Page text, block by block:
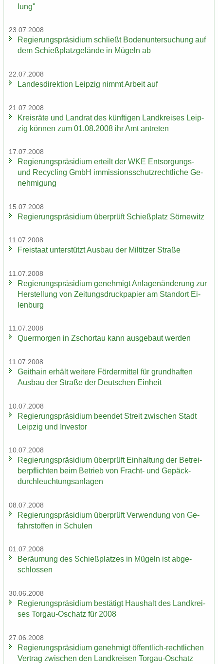
lung"
23.07.2008
Re­gie­rungs­prä­si­di­um schließt Bo­den­un­ter­su­chung auf
dem Schieß­platz­ge­län­de in Mü­geln ab
22.07.2008
Lan­des­di­rek­ti­on Leip­zig nimmt Ar­beit auf
21.07.2008
Kreis­rä­te und Land­rat des künf­ti­gen Land­krei­ses Leip­
zig kön­nen zum 01.08.2008 ihr Amt an­tre­ten
17.07.2008
Re­gie­rungs­prä­si­di­um er­teilt der WKE Entsorgungs-​
und Re­cy­cling GmbH im­mis­si­ons­schutz­recht­li­che Ge­
neh­mi­gung
15.07.2008
Re­gie­rungs­prä­si­di­um über­prüft Schieß­platz Sör­ne­witz
11.07.2008
Frei­staat un­ter­stützt Aus­bau der Mil­tit­zer Stra­ße
11.07.2008
Re­gie­rungs­prä­si­di­um ge­neh­migt An­la­gen­än­de­rung zur
Her­stel­lung von Zei­tungs­druck­pa­pier am Stand­ort Ei­
len­burg
11.07.2008
Quer­mor­gen in Zschor­tau kann aus­ge­baut wer­den
11.07.2008
Geit­hain er­hält wei­te­re För­der­mit­tel für grund­haf­ten
Aus­bau der Stra­ße der Deut­schen Ein­heit
10.07.2008
Re­gie­rungs­prä­si­di­um be­en­det Streit zwi­schen Stadt
Leip­zig und In­ves­tor
10.07.2008
Re­gie­rungs­prä­si­di­um über­prüft Ein­hal­tung der Be­trei­
ber­pflich­ten beim Be­trieb von Fracht-​ und Ge­päck­
durch­leuch­tungs­an­la­gen
08.07.2008
Re­gie­rungs­prä­si­di­um über­prüft Ver­wen­dung von Ge­
fahr­stof­fen in Schu­len
01.07.2008
Be­räu­mung des Schieß­plat­zes in Mü­geln ist ab­ge­
schlos­sen
30.06.2008
Re­gie­rungs­prä­si­di­um be­stä­tigt Haus­halt des Land­krei­
ses Torgau-​Oschatz für 2008
27.06.2008
Re­gie­rungs­prä­si­di­um ge­neh­migt öffentlich-​rechtlichen
Ver­trag zwi­schen den Land­krei­sen Torgau-​Oschatz